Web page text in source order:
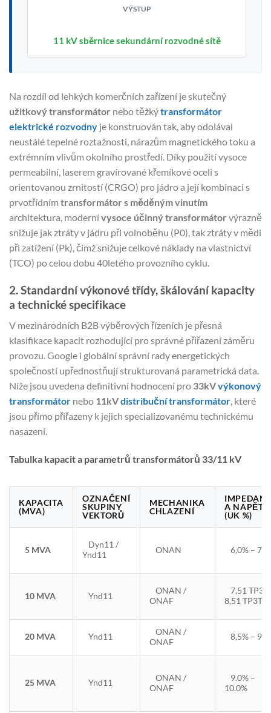
VÝSTUP
11 kV sběrnice sekundární rozvodné sítě
Na rozdíl od lehkých komerčních zařízení je skutečný
užitkový transformátor nebo těžkýtransformátor
elektrické rozvodny je konstruován tak, aby odolával
neustálé tepelné roztažnosti, nárazům magnetického toku a
extrémním vlivům okolního prostředí. Díky použití vysoce
permeabilní, laserem gravírované křemíkové oceli s
orientovanou zrnitostí (CRGO) pro jádro a její kombinaci s
prvotřídním transformátor s měděným vinutím
architektura, modernívysoce účinný transformátor výrazně
snižuje jak ztráty v jádru při volnoběhu (P0), tak ztráty v mědi
při zatížení (Pk), čímž snižuje celkové náklady na vlastnictví
(TCO) po celou dobu 40letého provozního cyklu.
2. Standardní výkonové třídy, škálování kapacity
a technické specifikace
V mezinárodních B2B výběrových řízeních je přesná
klasifikace kapacit rozhodující pro správné přiřazení záměru
provozu. Google i globální správní rady energetických
společností upřednostňují strukturovaná parametrická data.
Níže jsou uvedena definitivní hodnocení pro 33kVvýkonový
transformátor nebo 11kVdistribuční transformátor, které
jsou přímo přiřazeny k jejich specializovanému technickému
nasazení.
Tabulka kapacit a parametrů transformátorů 33/11 kV
KAPACITA
(MVA)
OZNAČENÍ
SKUPINY
VEKTORŮ
MECHANIKA
CHLAZENÍ
A NAPĚTÍ
(UK %)
5 MVA
Dyn11 /
Ynd11
ONAN 6,0% –
10 MVA Ynd11
ONAN /
ONAF
7,51 TP3T
8,51 TP3T
20 MVA Ynd11
ONAN /
ONAF
8,5% –
25 MVA Ynd11
ONAN /
ONAF
9.0% –
10.0%